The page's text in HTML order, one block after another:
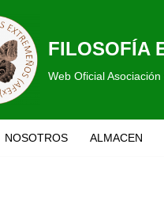
FILOSOFÍA
Web Oficial
NOSOTROS ALMACEN